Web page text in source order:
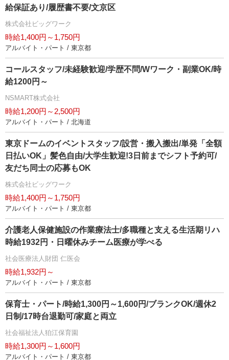
給保証あり/履歴書不要/文京区
株式会社ビッグワーク
時給1,400円～1,750円
アルバイト・パート / 東京都
コールスタッフ/未経験歓迎/学歴不問/Wワーク・副業OK/時
給1200円～
NSMART株式会社
時給1,200円～2,500円
アルバイト・パート / 北海道
東京ドームのイベントスタッフ/設営・搬入搬出/単発「全額
日払いOK」髪色自由/大学生歓迎!3日前までシフト予約可/
友だち同士の応募もOK
株式会社ビッグワーク
時給1,400円～1,750円
アルバイト・パート / 東京都
介護老人保健施設の作業療法士/多職種と支える生活期リハ
時給1932円・日曜休みチーム医療が学べる
社会医療法人財団 仁医会
時給1,932円～
アルバイト・パート / 東京都
保育士・パート/時給1,300円～1,600円/ブランクOK/週休2
日制/17時台退勤可/家庭と両立
社会福祉法人狛江保育園
時給1,300円～1,600円
アルバイト・パート / 東京都